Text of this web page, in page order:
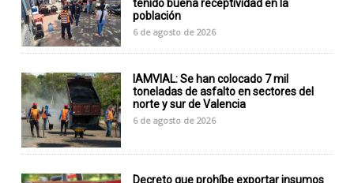
tenido buena receptividad en la
población
6 de agosto de 2026
IAMVIAL: Se han colocado 7 mil
toneladas de asfalto en sectores del
norte y sur de Valencia
6 de agosto de 2026
Decreto que prohíbe exportar insumos